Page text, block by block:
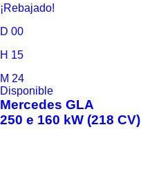
¡Rebajado!
D 00
H 15
M 24
Disponible
Mercedes GLA
250 e 160 kW (218 CV)